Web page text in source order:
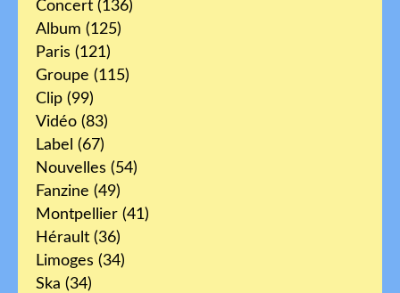
Concert (136)
Album (125)
Paris (121)
Groupe (115)
Clip (99)
Vidéo (83)
Label (67)
Nouvelles (54)
Fanzine (49)
Montpellier (41)
Hérault (36)
Limoges (34)
Ska (34)